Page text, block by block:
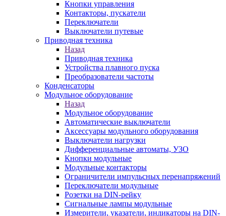
Кнопки управления
Контакторы, пускатели
Переключатели
Выключатели путевые
Приводная техника
Назад
Приводная техника
Устройства плавного пуска
Преобразователи частоты
Конденсаторы
Модульное оборудование
Назад
Модульное оборудование
Автоматические выключатели
Аксессуары модульного оборудования
Выключатели нагрузки
Дифференциальные автоматы, УЗО
Кнопки модульные
Модульные контакторы
Ограничители импульсных перенапряжений
Переключатели модульные
Розетки на DIN-рейку
Сигнальные лампы модульные
Измерители, указатели, индикаторы на DIN-